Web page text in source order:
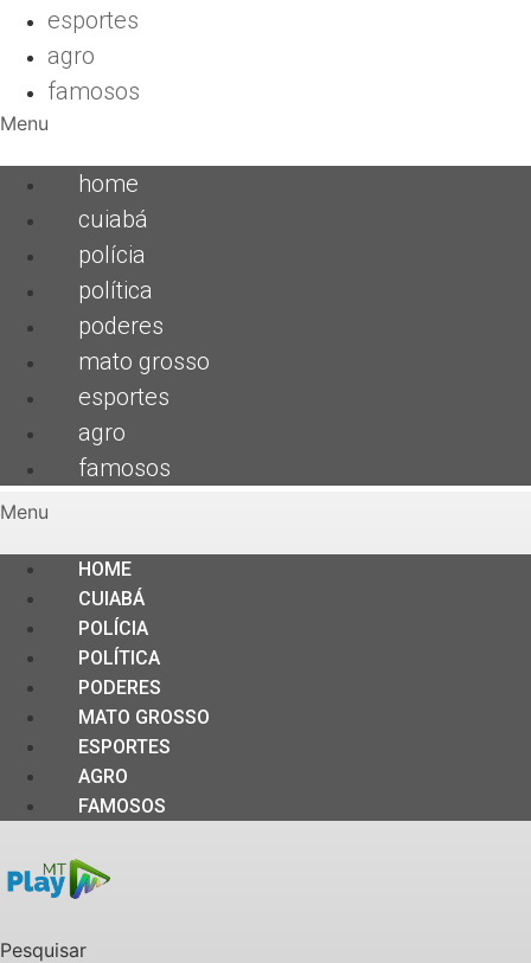
esportes
agro
famosos
Menu
home
cuiabá
polícia
política
poderes
mato grosso
esportes
agro
famosos
Menu
HOME
CUIABÁ
POLÍCIA
POLÍTICA
PODERES
MATO GROSSO
ESPORTES
AGRO
FAMOSOS
Pesquisar